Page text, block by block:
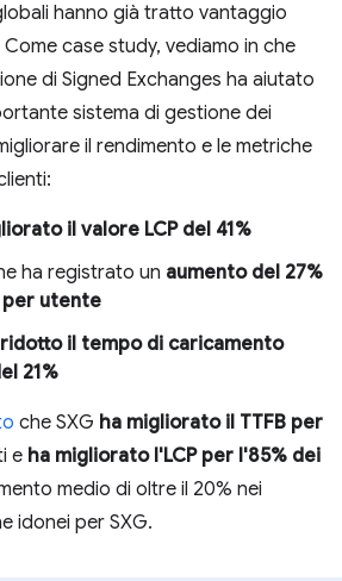
hanno già tratto vantaggio
case study, vediamo in che
di Signed Exchanges ha aiutato
sistema di gestione dei
il rendimento e le metriche
il valore LCP del 41%
ha registrato un aumento del 27%
per utente
ridotto il tempo di caricamento
21%
che SXG ha migliorato il TTFB per
e ha migliorato l'LCP per l'85% dei
medio di oltre il 20% nei
idonei per SXG.